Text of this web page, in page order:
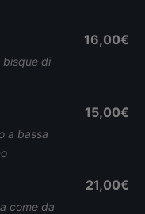
bisque di
16,00€
a bassa
15,00€
come da
21,00€